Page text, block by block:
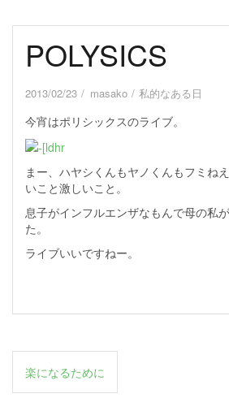
POLYSICS
2013/02/23 masako 私的なある日
今宵はポリシックスのライブ。
まー、ハヤシくんもヤノくんもフミね
いこと激しいこと。
息子がインフルエンザなもんで母の私
た。
ライブいいですねー。
投
稿
楽になるために